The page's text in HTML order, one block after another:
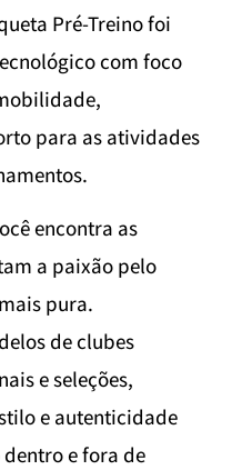
Pré-Treino foi
com foco
para as atividades
encontra as
a paixão pelo
pura.
de clubes
e seleções,
e autenticidade
e fora de